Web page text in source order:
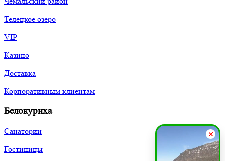
Телецкое озеро
VIP
Казино
Доставка
Корпоративным клиентам
Белокуриха
Санатории
Гостиницы